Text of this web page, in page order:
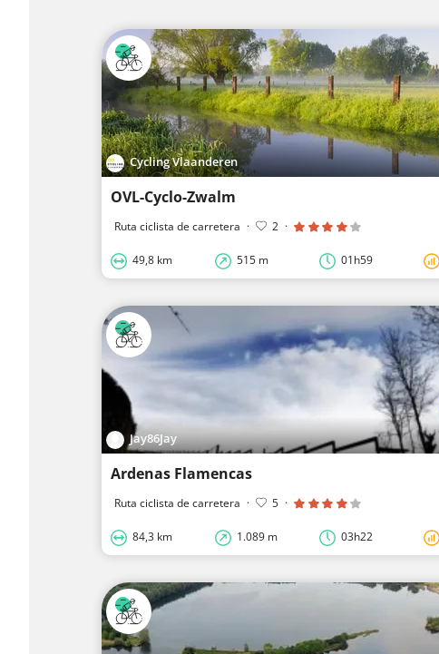
Cycling Vlaanderen
OVL-Cyclo-Zwalm
Ruta ciclista de carretera · 2 ·
49,8 km 515 m 01h59
Jay86Jay
Ardenas Flamencas
Ruta ciclista de carretera · 5 ·
84,3 km 1.089 m 03h22